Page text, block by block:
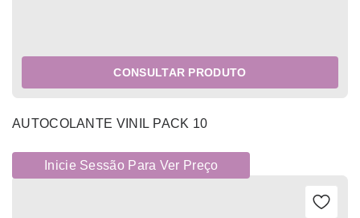
CONSULTAR PRODUTO
AUTOCOLANTE VINIL PACK 10
Inicie Sessão Para Ver Preço